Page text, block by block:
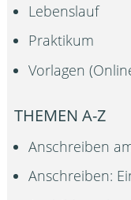
Lebenslauf
Praktikum
Vorlagen
THEMEN A-Z
Anschreiben
Anschreiben: